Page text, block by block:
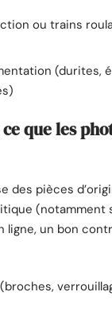
ou trains
(durites,
que les
des pièces
(notamment
ligne, un bon